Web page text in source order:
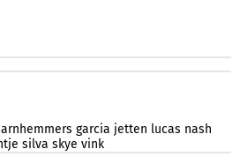
arnhemmers garcia jetten lucas nash
silva skye vink